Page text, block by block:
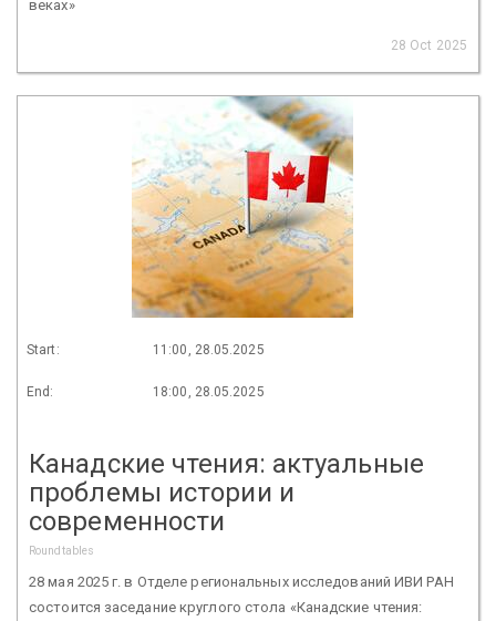
веках»
28 Oct 2025
Start: 11:00, 28.05.2025
End: 18:00, 28.05.2025
Канадские чтения: актуальные
проблемы истории и
современности
Roundtables
28 мая 2025 г. в Отделе региональных исследований ИВИ РАН
состоится заседание круглого стола «Канадские чтения: